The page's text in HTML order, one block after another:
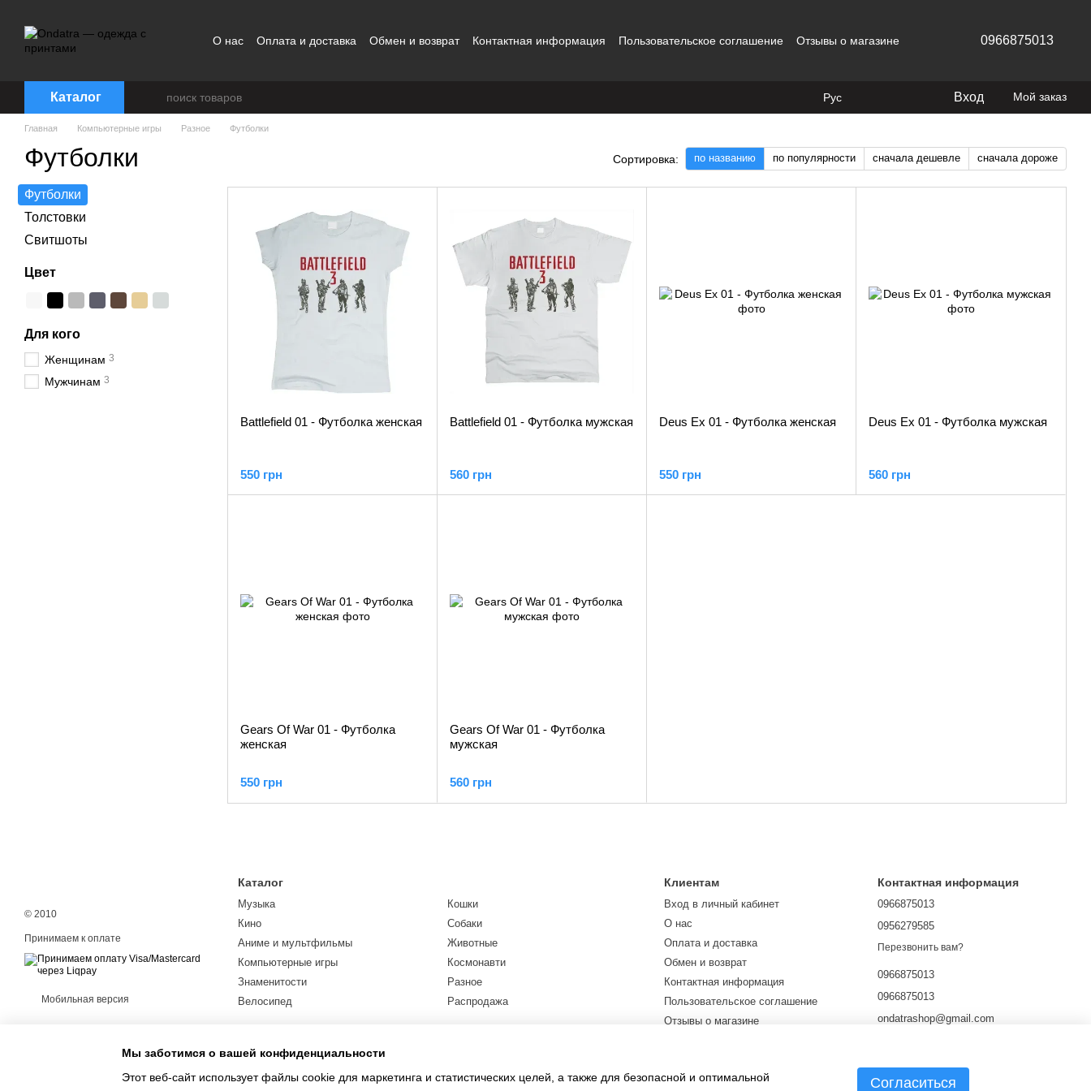
О нас Оплата и доставка Обмен и возврат Контактная информация Пользовательское соглашение
Отзывы о магазине
0966875013
Каталог Рус Вход Мой заказ
Главная Компьютерные игры Разное Футболки
Футболки Сортировка: по названию по популярности сначала дешевле сначала дороже
Battlefield 01 - Футболка женская
550 грн
Battlefield 01 - Футболка мужская
560 грн
Deus Ex 01 - Футболка женская
550 грн
Deus Ex 01 - Футболка мужская
560 грн
Gears Of War 01 - Футболка
женская
550 грн
Gears Of War 01 - Футболка
мужская
560 грн
Футболки
Толстовки
Свитшоты
Цвет
Для кого
Женщинам 3
Мужчинам 3
© 2010
Принимаем к оплате
Мобильная версия
Каталог
Музыка
Кино
Аниме и мультфильмы
Компьютерные игры
Знаменитости
Велосипед
Кошки
Собаки
Животные
Космонавти
Разное
Распродажа
Клиентам
Вход в личный кабинет
О нас
Оплата и доставка
Обмен и возврат
Контактная информация
Пользовательское соглашение
Отзывы о магазине
Контактная информация
0966875013
0956279585
Перезвонить вам?
0966875013
0966875013
ondatrashop@gmail.com
Мы заботимся о вашей конфиденциальности
Этот веб-сайт использует файлы cookie для маркетинга и статистических целей, а также для безопасной и оптимальной
Согласиться